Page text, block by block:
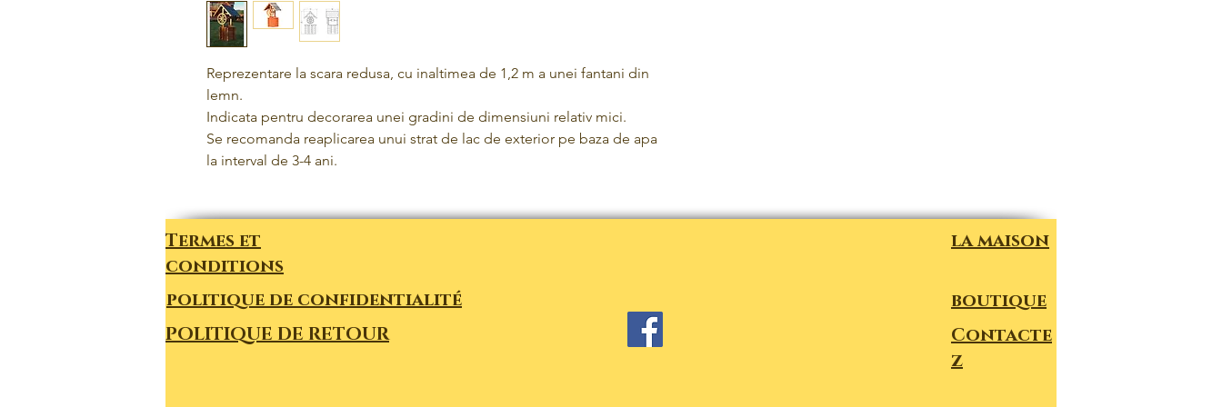
Reprezentare la scara redusa, cu inaltimea de 1,2 m a unei fantani din
lemn.
Indicata pentru decorarea unei gradini de dimensiuni relativ mici.
Se recomanda reaplicarea unui strat de lac de exterior pe baza de apa
la interval de 3-4 ani.
Termes et
conditions
politique de confidentialité
POLITIQUE DE RETOUR
la maison
boutique
Contacte
z